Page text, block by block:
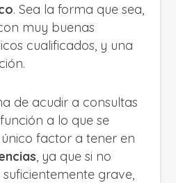
. Sea la forma que sea,
muy buenas
cualificados, y una
de acudir a consultas
a lo que se
único factor a tener en
, ya que si no
grave,